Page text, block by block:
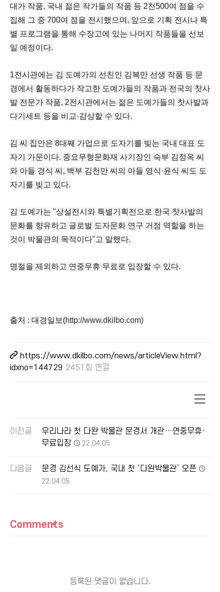
대가 작품, 국내 젊은 작가들의 작품 등 2천500여 점을 수
집해 그 중 700여 점을 전시했으며, 앞으로 기획 전시나 특
별 프로그램을 통해 수장고에 있는 나머지 작품들을 선보
일 예정이다.
1전시관에는 김 도예가의 선친인 김복만 선생 작품 등 문
경에서 활동하다가 작고한 도예가들의 작품과 전국의 찻사
발 전문가 작품, 2전시관에서는 젊은 도예가들의 찻사발과
다기세트 등을 비교·감상할 수 있다.
김 씨 집안은 8대째 가업으로 도자기를 빚는 국내 대표 도
자기 가문이다. 중요무형문화재 사기장인 숙부 김정옥 씨
와 아들 경식 씨, 백부 김천만 씨의 아들 영식·윤식 씨도 도
자기를 빚고 있다.
김 도예가는 "상설전시와 특별기획전으로 한국 찻사발의
문화를 향유하고 글로벌 도자문화 연구 거점 역할을 하는
것이 박물관의 목적이다"고 말했다.
명절을 제외하고 연중무휴 무료로 입장할 수 있다.
출처 : 대경일보(http://www.dkilbo.com)
https://www.dkilbo.com/news/articleView.html?
idxno=144729 2451회 연결
이전글
우리나라 첫 다완 박물관 문경서 개관…연중무휴·
무료입장
22.04.05
다음글 문경 김선식 도예가, 국내 첫 ‘다완박물관’ 오픈
22.04.05
Comments
등록된 댓글이 없습니다.